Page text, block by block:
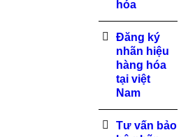
hóa
Đăng ký
nhãn hiệu
hàng hóa
tại việt
Nam
Tư vấn bảo